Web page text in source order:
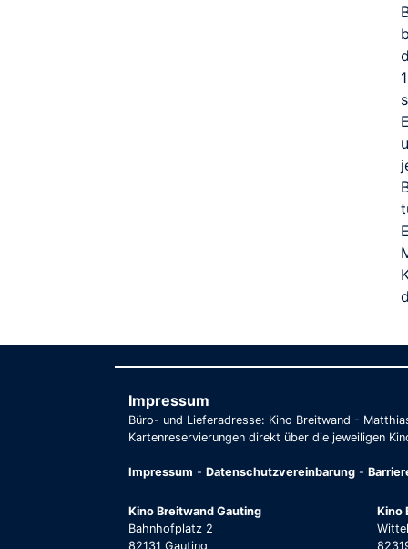
Impressum
Büro- und Lieferadresse: Kino Breitwand -
Kartenreservierungen direkt über die jeweiligen
Impressum - Datenschutzvereinbarung -
Kino Breitwand Gauting
Bahnhofplatz 2
82131 Gauting
Kino